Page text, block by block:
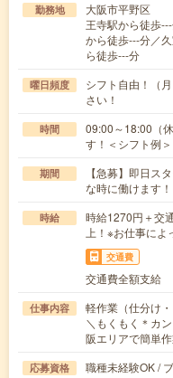
勤務地
大阪市平野区
王寺駅から徒歩
から徒歩---分／
ら徒歩---分
曜日頻度
シフト自由！（
さい！
時間
09:00～18:00（
す！＜シフト例
期間
【急募】即日ス
な時に働けます！
時給
時給1270円＋交
上！※お仕事によ
交通費
交通費全額支給
仕事内容
軽作業（仕分け
＼もくもく＊カ
阪エリアで簡単
応募資格
職種未経験OK /